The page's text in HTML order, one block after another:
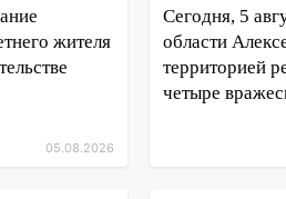
жителя
05.08.2026
Сегодня, 5
области
территорией
четыре